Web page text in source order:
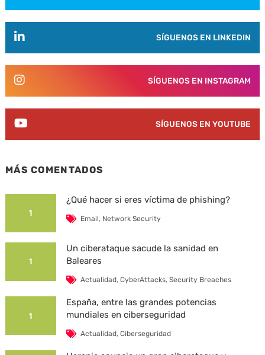
SÍGUENOS EN LINKEDIN
SÍGUENOS EN INSTAGRAM
SÍGUENOS EN YOUTUBE
MÁS COMENTADOS
1
¿Qué hacer si eres víctima de phishing?
Email, Network Security
1
Un ciberataque sacude la sanidad en
Baleares
Actualidad,CyberAttacks,Security Breaches
1
España, entre las grandes potencias
mundiales en ciberseguridad
Actualidad,Ciberseguridad